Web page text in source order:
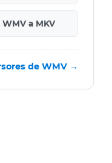
WMV a MKV
de WMV →